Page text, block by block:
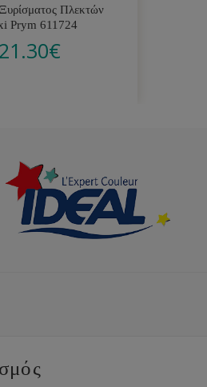
Πλεκτών
Prym 611724
21.30€